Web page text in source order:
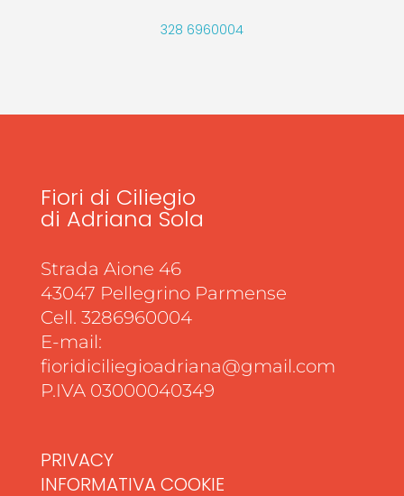
328 6960004
Fiori di Ciliegio
di Adriana Sola
Strada Aione 46
43047 Pellegrino Parmense
Cell. 3286960004
E-mail:
fioridiciliegioadriana@gmail.com
P.IVA 03000040349
PRIVACY
INFORMATIVA COOKIE